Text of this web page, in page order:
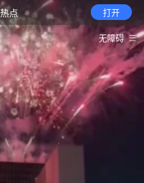
点 打开
无障碍